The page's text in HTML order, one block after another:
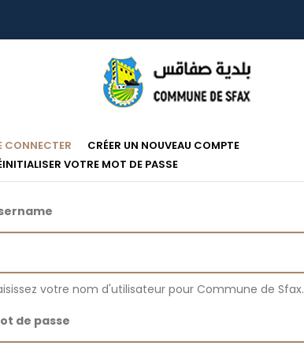
CONNECTER (ONGLET
ACTIF)
CRÉER UN NOUVEAU COMPTE
VOTRE MOT DE PASSE
votre nom d'utilisateur pour Commune de Sfax.
de passe